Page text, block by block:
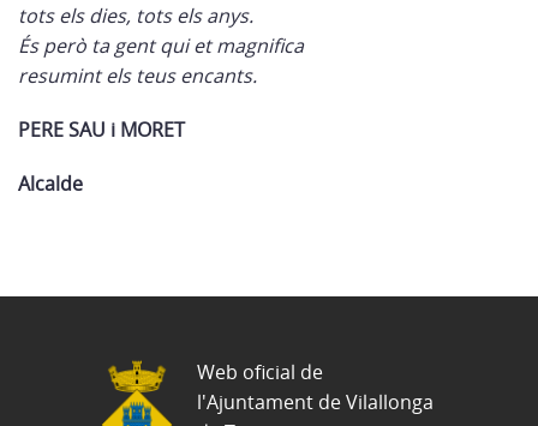
tots els dies, tots els anys.
És però ta gent qui et magnifica
resumint els teus encants.
PERE SAU i MORET
Alcalde
Web oficial de
l'Ajuntament de Vilallonga